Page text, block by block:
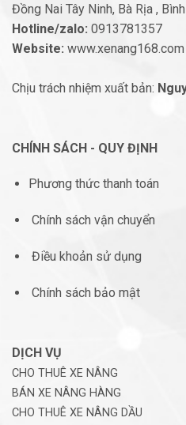
Đồng Nai Tây Ninh, Bà Rịa , Bình
Hotline/zalo: 0913781357
Website: www.xenang168.com
Chịu trách nhiệm xuất bản:
CHÍNH SÁCH - QUY ĐỊNH
Phương thức thanh toán
Chính sách vận chuyển
Điều khoản sử dụng
Chính sách bảo mật
DỊCH VỤ
CHO THUÊ XE NÂNG
BÁN XE NÂNG HÀNG
CHO THUÊ XE NÂNG DẦU